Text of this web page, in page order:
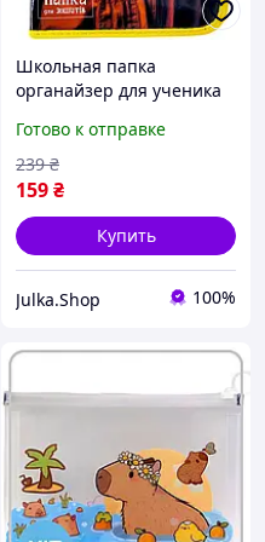
Школьная папка
органайзер для ученика
молнии с принтом Собака
в куртке Апельсин
Готово к отправке
159₴
239 ₴
Купить
Julka.Shop 100%